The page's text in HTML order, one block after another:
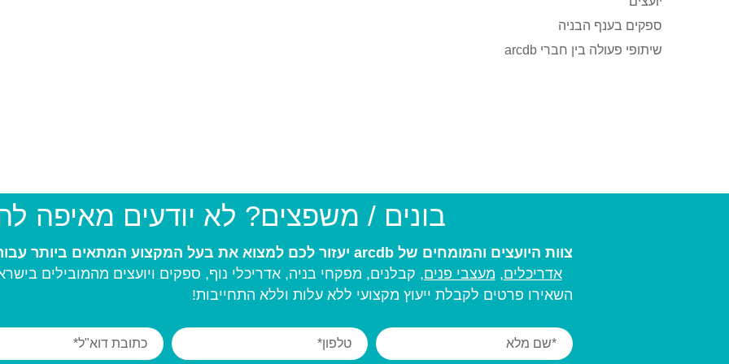
ספקים בענף הבניה
שיתופי פעולה בין חברי arcdb
בונים / משפצים? לא יודעים מאיפה
צוות היועצים והמומחים של arcdb יעזור לכם למצוא את בעל המקצוע המתאים ביותר עבורכם:
אדריכלים, מעצבי פנים, קבלנים, מפקחי בניה, אדריכלי נוף, ספקים ויועצים מהמובילים
השאירו פרטים לקבלת ייעוץ מקצועי ללא עלות וללא התחייבות!